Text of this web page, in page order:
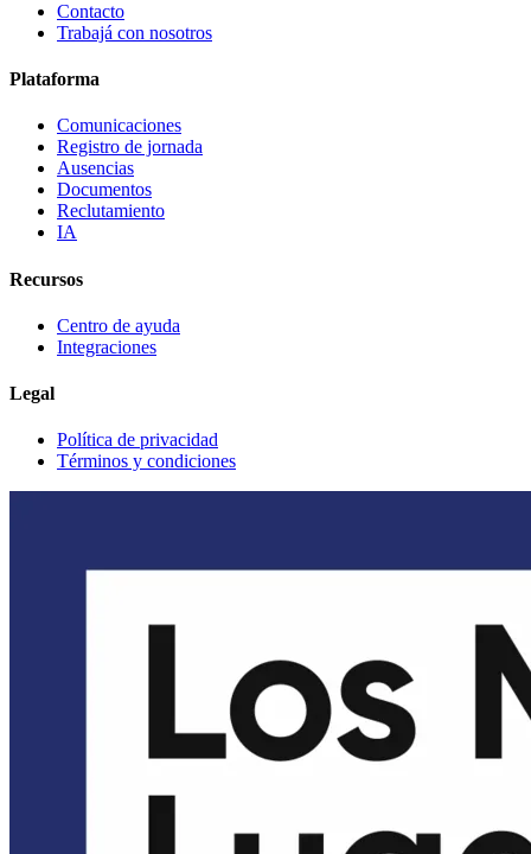
Contacto
Trabajá con nosotros
Plataforma
Comunicaciones
Registro de jornada
Ausencias
Documentos
Reclutamiento
IA
Recursos
Centro de ayuda
Integraciones
Legal
Política de privacidad
Términos y condiciones